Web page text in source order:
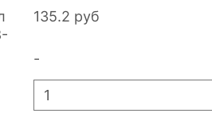
135.2 руб
-